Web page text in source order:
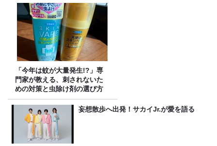
～
「今年は蚊が大量発生!?」専
門家が教える、刺されないた
めの対策と虫除け剤の選び方
妄想散歩へ出発！サカイJr.が愛を語る